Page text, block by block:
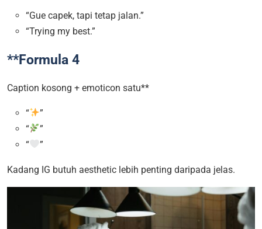
“Gue capek, tapi tetap jalan.”
“Trying my best.”
**Formula 4
Caption kosong + emoticon satu**
“
”
“
”
“
”
Kadang IG butuh aesthetic lebih penting daripada jelas.